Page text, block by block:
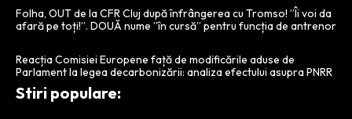
Folha, OUT de la CFR Cluj după înfrângerea cu Tromso! ”Îi voi da
afară pe toți!”. DOUĂ nume ”în cursă” pentru funcția de antrenor
Reacția Comisiei Europene față de modificările aduse de
Parlament la legea decarbonizării: analiza efectului asupra PNRR
Stiri populare: